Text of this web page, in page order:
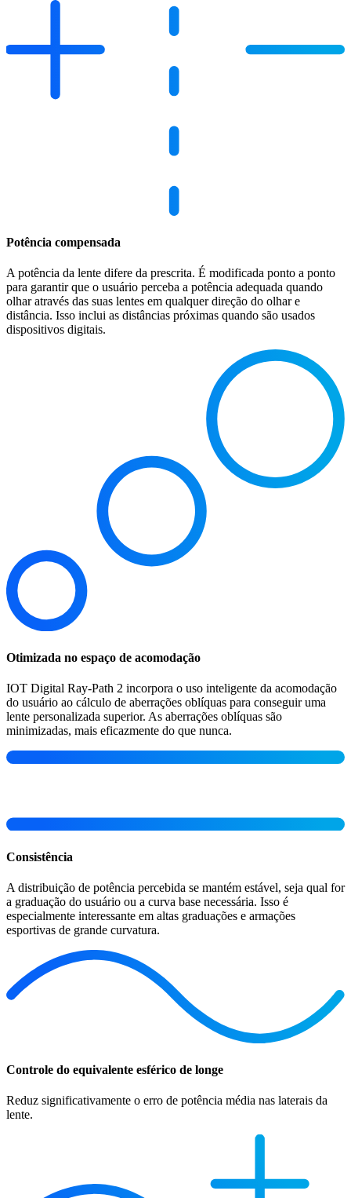
Potência compensada
A potência da lente difere da prescrita. É modificada ponto a ponto
para garantir que o usuário perceba a potência adequada quando
olhar através das suas lentes em qualquer direção do olhar e
distância. Isso inclui as distâncias próximas quando são usados
dispositivos digitais.
Otimizada no espaço de acomodação
IOT Digital Ray-Path 2 incorpora o uso inteligente da acomodação
do usuário ao cálculo de aberrações oblíquas para conseguir uma
lente personalizada superior. As aberrações oblíquas são
minimizadas, mais eficazmente do que nunca.
Consistência
A distribuição de potência percebida se mantém estável, seja qual for
a graduação do usuário ou a curva base necessária. Isso é
especialmente interessante em altas graduações e armações
esportivas de grande curvatura.
Controle do equivalente esférico de longe
Reduz significativamente o erro de potência média nas laterais da
lente.